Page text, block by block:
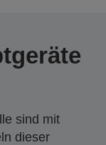
sind mit
dieser